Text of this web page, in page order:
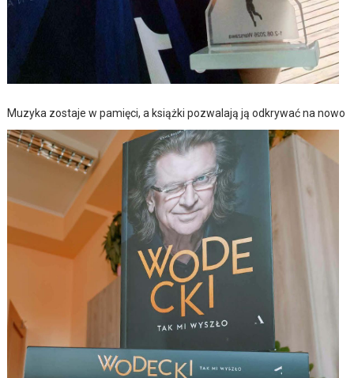
Muzyka zostaje w pamięci, a książki pozwalają ją odkrywać na nowo